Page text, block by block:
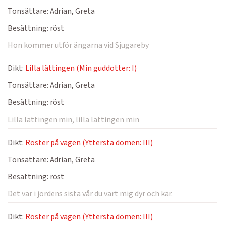
Tonsättare:Adrian, Greta
Besättning: röst
Hon kommer utför ängarna vid Sjugareby
Dikt: Lilla lättingen (Min guddotter: I)
Tonsättare:Adrian, Greta
Besättning: röst
Lilla lättingen min, lilla lättingen min
Dikt: Röster på vägen (Yttersta domen: III)
Tonsättare:Adrian, Greta
Besättning: röst
Det var i jordens sista vår du vart mig dyr och kär.
Dikt: Röster på vägen (Yttersta domen: III)